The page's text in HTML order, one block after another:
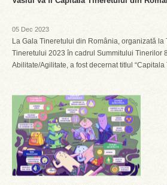
05 Dec 2023
La Gala Tineretului din România, organizată la
Tineretului 2023 în cadrul Summitului Tinerilor
Abilitate/Agilitate, a fost decernat titlul